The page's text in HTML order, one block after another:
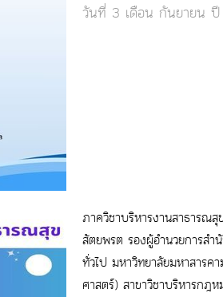
วันที่ 3 เดือน กันยายน
ภาควิชาบริหารงานสาธารณ
สัตยพรต รองผู้อำนวยการส
ทั่วไป มหาวิทยาลัยมหาสาร
ศาสตร์) สาขาวิชาบริหารกฎ